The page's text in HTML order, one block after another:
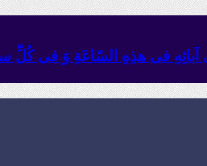
فی هذِهِ السّاعَةِ وَ فی کُلِّ